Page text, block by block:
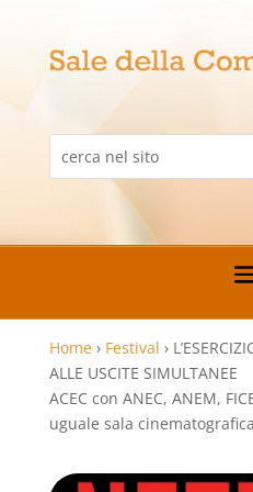
Home › Festival ›
ALLE USCITE SIMULTANEE
ACEC con ANEC, ANEM,
uguale sala cinematografica